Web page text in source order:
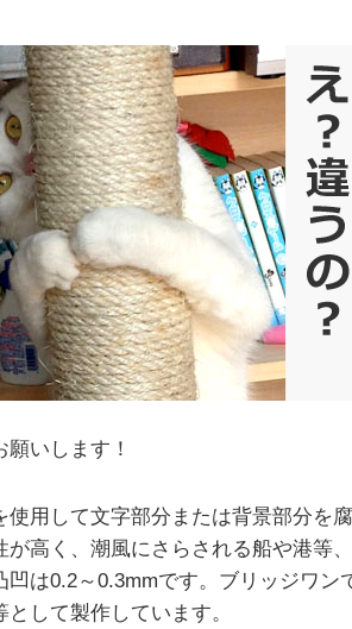
いします！
使用して文字部分または背景部分を
が高く 、潮風にさらされる船や港等
凹は0.2～0.3mmです。ブリッジワン
して製作しています。